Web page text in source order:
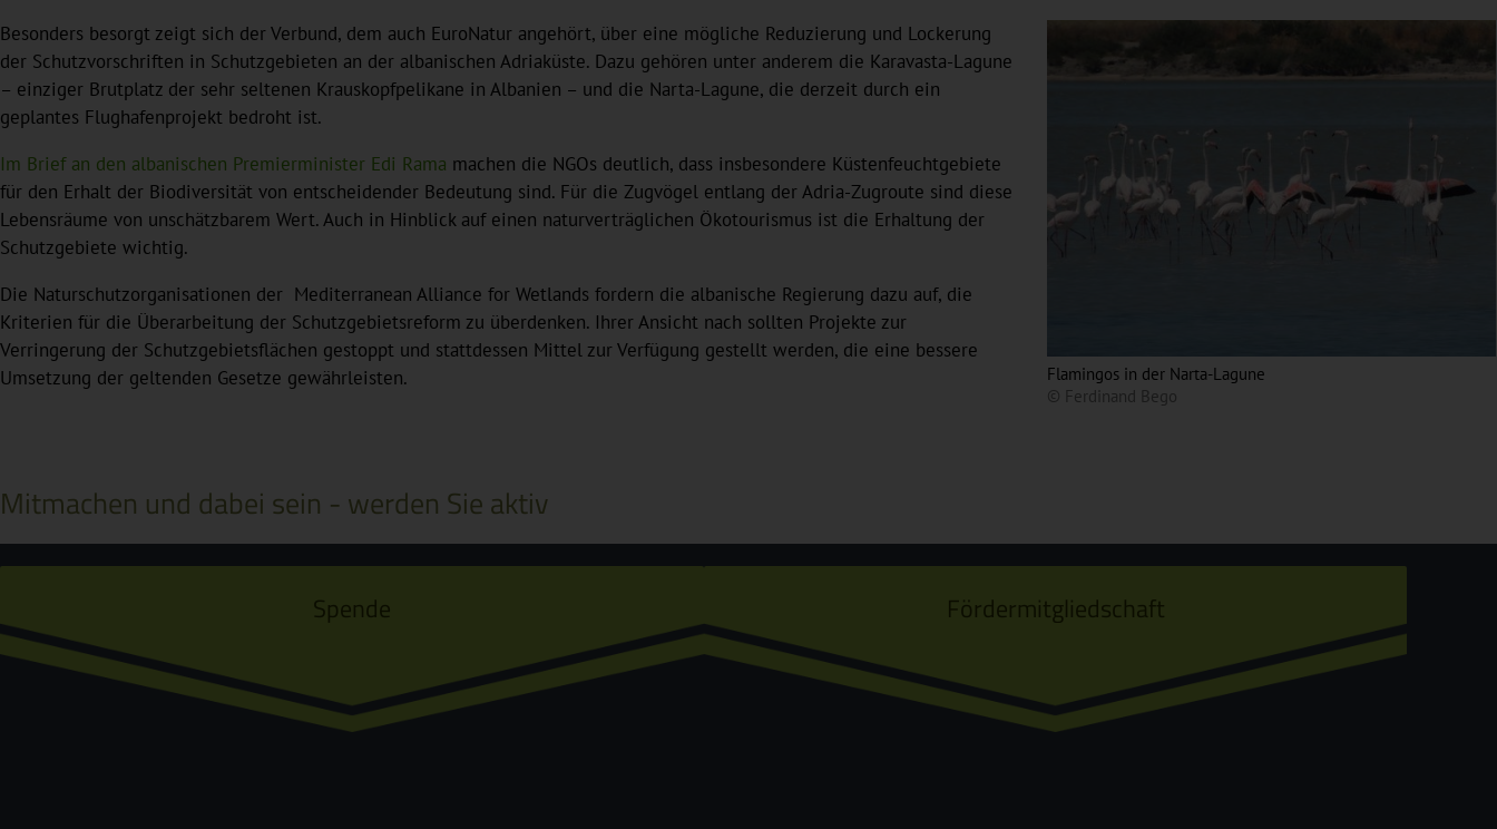
Flamingos in der Narta-Lagune
© Ferdinand Bego
Besonders besorgt zeigt sich der Verbund, dem auch EuroNatur angehört, über eine mögliche Reduzierung und Lockerung
der Schutzvorschriften in Schutzgebieten an der albanischen Adriaküste. Dazu gehören unter anderem die Karavasta-Lagune
– einziger Brutplatz der sehr seltenen Krauskopfpelikane in Albanien – und die Narta-Lagune, die derzeit durch ein
geplantes Flughafenprojekt bedroht ist.
Im Brief an den albanischen Premierminister Edi Rama machen die NGOs deutlich, dass insbesondere Küstenfeuchtgebiete
für den Erhalt der Biodiversität von entscheidender Bedeutung sind. Für die Zugvögel entlang der Adria-Zugroute sind diese
Lebensräume von unschätzbarem Wert. Auch in Hinblick auf einen naturverträglichen Ökotourismus ist die Erhaltung der
Schutzgebiete wichtig.
Die Naturschutzorganisationen der Mediterranean Alliance for Wetlands fordern die albanische Regierung dazu auf, die
Kriterien für die Überarbeitung der Schutzgebietsreform zu überdenken. Ihrer Ansicht nach sollten Projekte zur
Verringerung der Schutzgebietsflächen gestoppt und stattdessen Mittel zur Verfügung gestellt werden, die eine bessere
Umsetzung der geltenden Gesetze gewährleisten.
Mitmachen und dabei sein - werden Sie aktiv
Spende Fördermitgliedschaft